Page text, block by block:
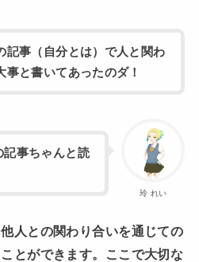
記事（自分とは）で人と関わ
事と書いてあったのダ！
玲 れい
記事ちゃんと読
人との関わり合いを通じての
とができます。ここで大切な